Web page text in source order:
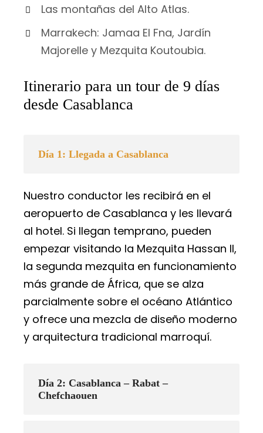
Las montañas del Alto Atlas.
Marrakech: Jamaa El Fna, Jardín
Majorelle y Mezquita Koutoubia.
Itinerario para un tour de 9 días
desde Casablanca
Día 1: Llegada a Casablanca
Nuestro conductor les recibirá en el
aeropuerto de Casablanca y les llevará
al hotel. Si llegan temprano, pueden
empezar visitando la Mezquita Hassan II,
la segunda mezquita en funcionamiento
más grande de África, que se alza
parcialmente sobre el océano Atlántico
y ofrece una mezcla de diseño moderno
y arquitectura tradicional marroquí.
Día 2: Casablanca – Rabat –
Chefchaouen